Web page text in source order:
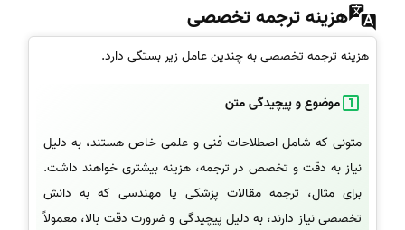
هزینه ترجمه تخصصی
هزینه ترجمه تخصصی به چندین عامل زیر بستگی دارد.
موضوع و پیچیدگی متن
متونی که شامل اصطلاحات فنی و علمی خاص هستند، به دلیل
نیاز به دقت و تخصص در ترجمه، هزینه بیشتری خواهند داشت.
برای مثال، ترجمه مقالات پزشکی یا مهندسی که به دانش
تخصصی نیاز دارند، به دلیل پیچیدگی و ضرورت دقت بالا، معمولاً